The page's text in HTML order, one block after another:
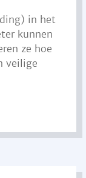
in het
kunnen
ze hoe
veilige